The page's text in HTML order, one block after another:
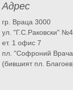
Адрес
гр. Враца 3000
ул. "Г.С.Раковски"
ет. 1 офис 7
пл. "Софроний
(бившият пл.